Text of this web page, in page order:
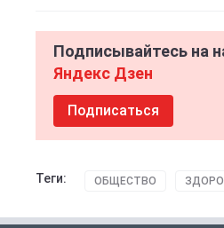
Подписывайтесь на
Яндекс Дзен
Подписаться
Теги: ОБЩЕСТВО